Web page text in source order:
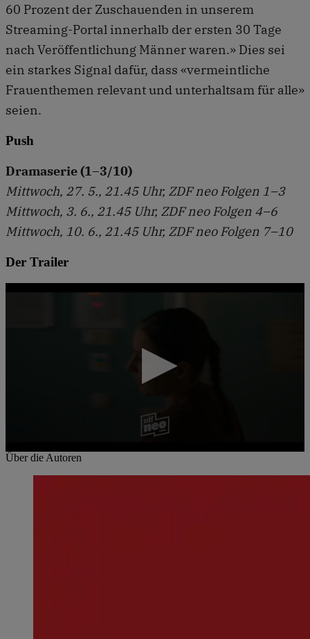
60 Prozent der Zuschauenden in unserem
Streaming-Portal innerhalb der ersten 30 Tage
nach Veröffentlichung Männer waren.» Dies sei
ein starkes Signal dafür, dass «vermeintliche
Frauenthemen relevant und unterhaltsam für alle»
seien.
Push
Dramaserie (1–3/10)
Mittwoch, 27. 5., 21.45 Uhr, ZDF neo Folgen 1–3
Mittwoch, 3. 6., 21.45 Uhr, ZDF neo Folgen 4–6
Mittwoch, 10. 6., 21.45 Uhr, ZDF neo Folgen 7–10
Der Trailer
0
Über die Autoren